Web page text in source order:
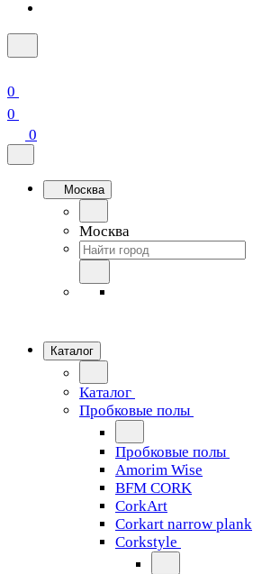
0
0
0
Москва
Москва
Каталог
Каталог
Пробковые полы
Пробковые полы
Amorim Wise
BFM CORK
CorkArt
Corkart narrow plank
Corkstyle